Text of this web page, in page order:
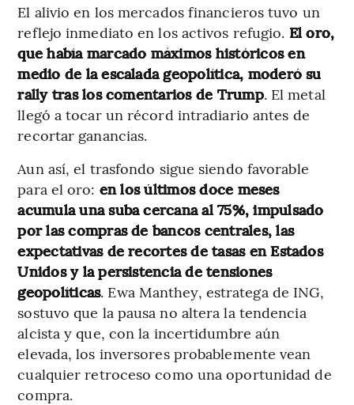
El alivio en los mercados financieros tuvo un
reflejo inmediato en los activos refugio. El oro,
que había marcado máximos históricos en
medio de la escalada geopolítica, moderó su
rally tras los comentarios de Trump. El metal
llegó a tocar un récord intradiario antes de
recortar ganancias.
Aun así, el trasfondo sigue siendo favorable
para el oro: en los últimos doce meses
acumula una suba cercana al 75%, impulsado
por las compras de bancos centrales, las
expectativas de recortes de tasas en Estados
Unidos y la persistencia de tensiones
geopolíticas. Ewa Manthey, estratega de ING,
sostuvo que la pausa no altera la tendencia
alcista y que, con la incertidumbre aún
elevada, los inversores probablemente vean
cualquier retroceso como una oportunidad de
compra.